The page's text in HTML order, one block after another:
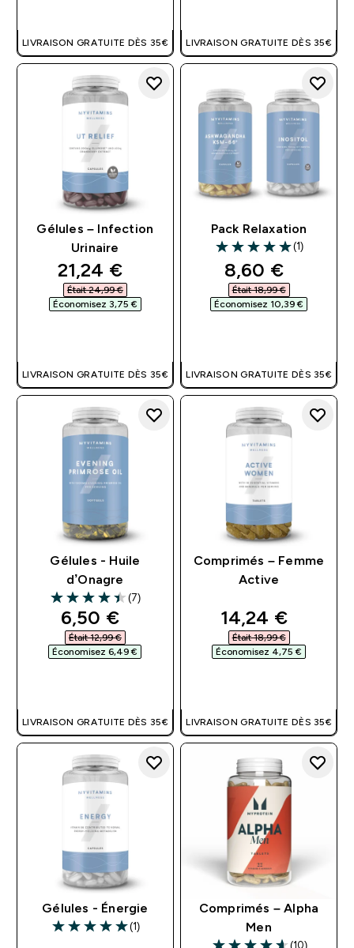
LIVRAISON GRATUITE DÈS 35€ LIVRAISON GRATUITE DÈS 35€
Gélules – Infection
Urinaire
discounted price
21,24 €‎
Était 24,99 €‎
Économisez 3,75 €‎
LIVRAISON GRATUITE DÈS 35€
Pack Relaxation
5 out of 5 stars
(1)
discounted
8,60 €‎
Était 18,99 €‎
Économisez 10,39 €‎
LIVRAISON GRATUITE DÈS 35€
Gélules - Huile
d’Onagre
4.43 out of 5 stars
(7)
discounted price
6,50 €‎
Était 12,99 €‎
Économisez 6,49 €‎
LIVRAISON GRATUITE DÈS 35€
Comprimés – Femme
Active
discounted
14,24 €‎
Était 18,99 €‎
Économisez 4,75 €‎
LIVRAISON GRATUITE DÈS 35€
Gélules - Énergie
5 out of 5 stars
(1)
Comprimés – Alpha
Men
(10)